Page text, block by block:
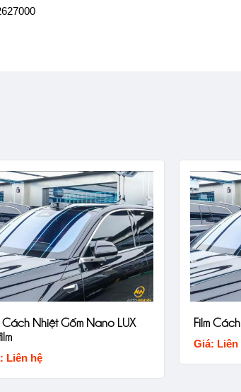
Cách Nhiệt Gốm Nano LUX
Liên hệ
Film
Giá: Liên